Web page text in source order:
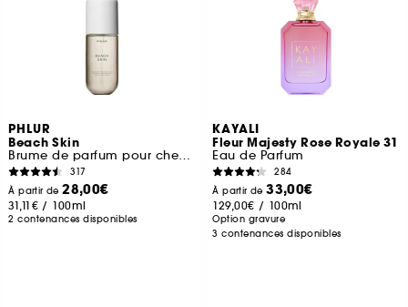
PHLUR
Beach Skin
Brume de parfum pour cheveux et corps
317
À partir de28,00€
31,11€ / 100ml
2 contenances disponibles
KAYALI
Fleur Majesty Rose Royale 31
Eau de Parfum
284
À partir de33,00€
129,00€ / 100ml
Option gravure
3 contenances disponibles